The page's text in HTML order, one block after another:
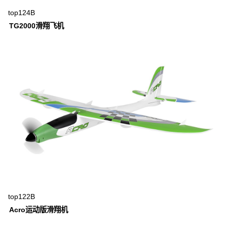
top124B
TG2000滑翔飞机
top122B
Acro运动版滑翔机